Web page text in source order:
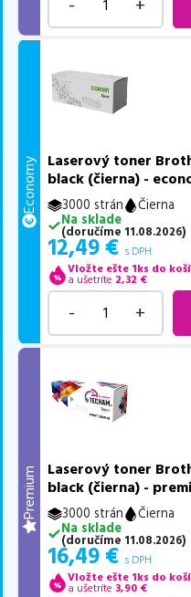
- +
Economy
Laserový toner
black (čierna) -
3000 strán
Čierna
Na sklade
(doručíme 11.08.2026)
12,49 € s DPH
Vložte ešte 1ks do
a ušetríte 2,32 €
- +
Premium
Laserový toner
black (čierna) -
3000 strán
Čierna
Na sklade
(doručíme 11.08.2026)
16,49 € s DPH
Vložte ešte 1ks do
a ušetríte 3,90 €